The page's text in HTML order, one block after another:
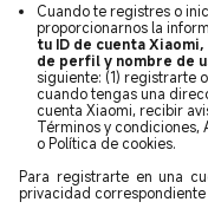
Cuando te registres o
proporcionarnos la
tu ID de cuenta
de perfil y nombre de
siguiente: (1) registrarte
cuando tengas una
cuenta Xiaomi, recibir
Términos y condiciones,
o Política de cookies.
Para registrarte en una
privacidad